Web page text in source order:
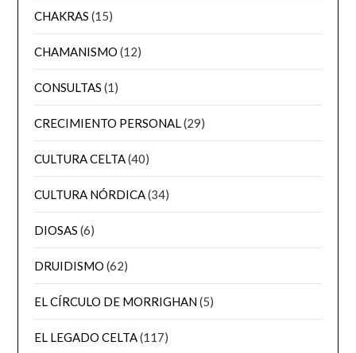
CHAKRAS (15)
CHAMANISMO (12)
CONSULTAS (1)
CRECIMIENTO PERSONAL(29)
CULTURA CELTA(40)
CULTURA NÓRDICA(34)
DIOSAS (6)
DRUIDISMO (62)
EL CÍRCULO DE MORRIGHAN(5)
EL LEGADO CELTA(117)